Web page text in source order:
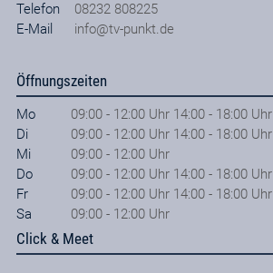
Telefon
08232 808225
E-Mail
info@tv-punkt.de
Öffnungszeiten
Mo
09:00 - 12:00 Uhr 14:00 - 18:00 Uhr
Di
09:00 - 12:00 Uhr 14:00 - 18:00 Uhr
Mi
09:00 - 12:00 Uhr
Do
09:00 - 12:00 Uhr 14:00 - 18:00 Uhr
Fr
09:00 - 12:00 Uhr 14:00 - 18:00 Uhr
Sa
09:00 - 12:00 Uhr
Click & Meet